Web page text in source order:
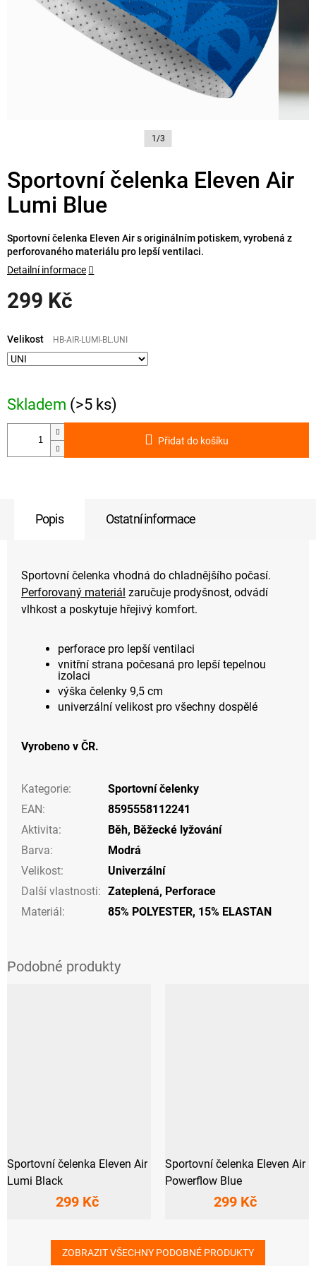
1/3
Sportovní čelenka Eleven Air
Lumi Blue
299 Kč
cena:
Skladem (>5 ks)
Velikost HB-AIR-LUMI-BL.UNI
Přidat do košíku
Sportovní čelenka Eleven Air s originálním potiskem, vyrobená z
perforovaného materiálu pro lepší ventilaci.
Detailní informace
Popis Ostatní informace
Sportovní čelenka vhodná do chladnějšího počasí.
Perforovaný materiál zaručuje prodyšnost, odvádí
vlhkost a poskytuje hřejivý komfort.
perforace pro lepší ventilaci
vnitřní strana počesaná pro lepší tepelnou
izolaci
výška čelenky 9,5 cm
univerzální velikost pro všechny dospělé
Vyrobeno v ČR.
Kategorie:
Sportovní čelenky
EAN:
8595558112241
Aktivita: Běh, Běžecké lyžování
Barva:
Modrá
Velikost:
Univerzální
Další vlastnosti: Zateplená, Perforace
Materiál: 85% POLYESTER, 15% ELASTAN
Sportovní čelenka Eleven Air
Lumi Black
299 Kč
Sportovní čelenka Eleven Air
Powerflow Blue
299 Kč
ZOBRAZIT VŠECHNY PODOBNÉ PRODUKTY